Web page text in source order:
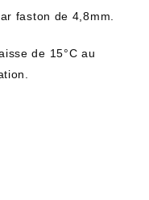
faston de 4,8mm.
de 15°C au